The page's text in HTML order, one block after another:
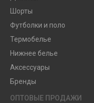
Шорты
Футболки и поло
Термобелье
Нижнее белье
Аксессуары
Бренды
ОПТОВЫЕ ПРОДАЖИ